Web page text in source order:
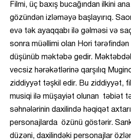
Filmi, üç baxış bucağından ilkini
gözündən izləməyə başlayırıq.
evə tək ayaqqabı ilə gəlməsi və
sonra müəllimi olan Hori
düşünüb məktəbə gedir.
vecsiz hərəkətlərinə qarşılıq
ziddiyyət təşkil edir. Bu ziddiyyət,
musiqi ilə müşayiət olunan təbiət
səhnələrinin daxilində həqiqət
personajlarda özünü göstərir.
düzəni, daxilindəki personajlar